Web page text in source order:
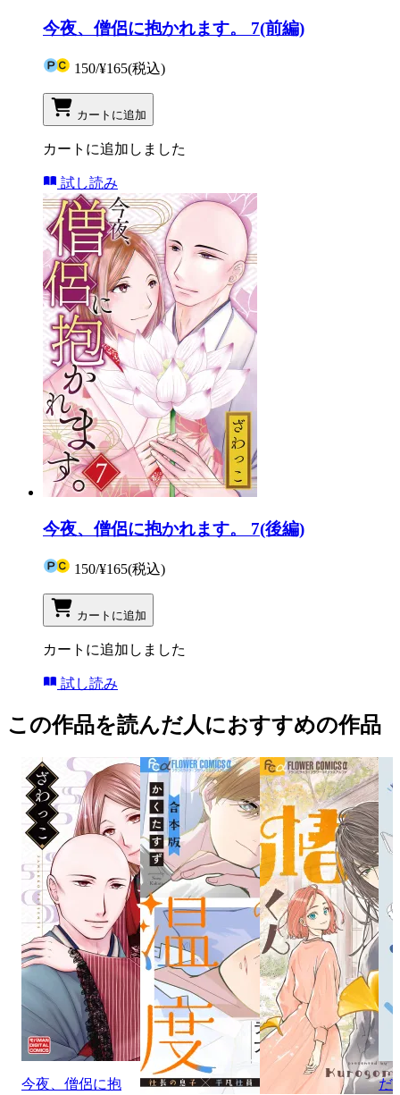
今夜、僧侶に抱かれます。 7(前編)
150/¥165(税込)
カートに追加
カートに追加しました
試し読み
今夜、僧侶に抱かれます。 7(後編)
150/¥165(税込)
カートに追加
カートに追加しました
試し読み
この作品を読んだ人におすすめの作品
今夜、僧侶に抱
だ